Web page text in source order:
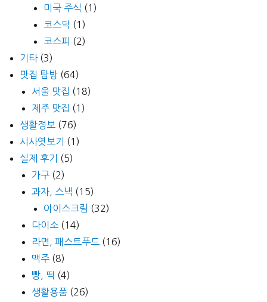
미국 주식 (1)
코스닥 (1)
코스피 (2)
기타(3)
맛집 탐방 (64)
서울 맛집 (18)
제주 맛집 (1)
생활정보 (76)
시사엿보기
(1)
실제 후기
(5)
가구 (2)
과자, 스낵 (15)
아이스크림 (32)
다이소 (14)
라면, 패스트푸드 (16)
맥주 (8)
빵, 떡 (4)
생활용품 (26)